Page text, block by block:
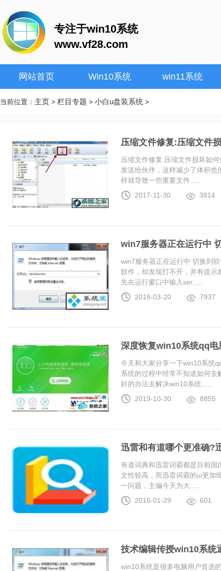
专注于win10系统
www.vf28.com
网站首页 Win10系统 win11系统
当前位置： 主页 > 栏目专题 > 小白u盘装系统 >
压缩文件修复:压缩文件
压缩文件修复:压缩文件损坏如
发送给伙伴，这样减少了体积
样就导致一些重要文件.....
2017-11-30
3814
win7服务器正在运行中
win7服务器正在运行中 切换到
软件，却发现打不开，并有提
先在运行窗口中输入ser.....
2018-03-20
7937
深度恢复win10系统qq
今天和大家分享一下win10系统
系统的过程中经常不知道如何
好的办法去解决win10系统.....
2019-10-30
8855
迅雷和有道哪个更准确?
有道词典和迅雷词霸都是目前
文性较高，而迅雷词霸的ui更加
一问题，主编今天为大.....
2016-01-29
601
技术编辑传授win10系统
win10系统是很多电脑用户首选